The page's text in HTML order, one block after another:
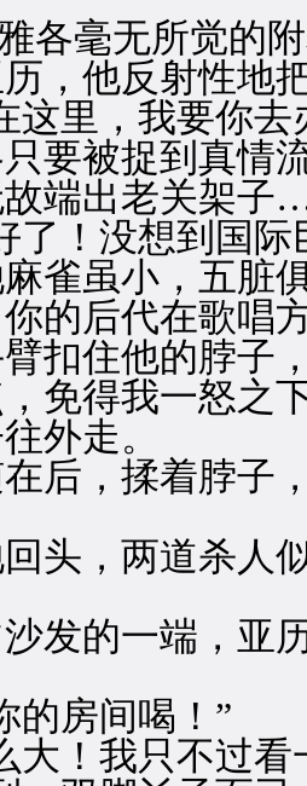
毫无所觉的附
，他反射性地
里，我要你去
被捉到真情流
故端出老关架
！没想到国际
雀虽小，五脏
的后代在歌唱
住他的脖子，
免得我一怒之
外走。
，揉着脖子，
，两道杀人似
的一端，亚历
房间喝！”
！我只不过看